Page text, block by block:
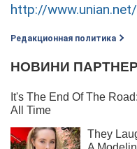
http://www.unian.net/
Редакционная политика